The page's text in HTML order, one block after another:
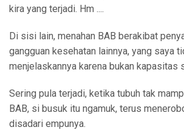
kira yang terjadi. Hm ....
Di sisi lain, menahan BAB berakibat
gangguan kesehatan lainnya, yang saya
menjelaskannya karena bukan kapasitas
Sering pula terjadi, ketika tubuh tak
BAB, si busuk itu ngamuk, terus
disadari empunya.